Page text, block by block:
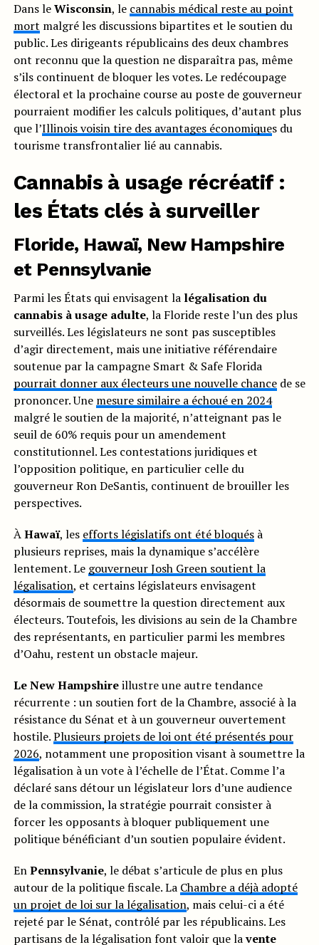
Dans leWisconsin, le cannabis médical reste au point
mort malgré les discussions bipartites et le soutien du
public. Les dirigeants républicains des deux chambres
ont reconnu que la question ne disparaîtra pas, même
s’ils continuent de bloquer les votes. Le redécoupage
électoral et la prochaine course au poste de gouverneur
pourraient modifier les calculs politiques, d’autant plus
que l’Illinois voisin tire des avantages économiques du
tourisme transfrontalier lié au cannabis.
Cannabis à usage récréatif :
les États clés à surveiller
Floride, Hawaï, New Hampshire
et Pennsylvanie
Parmi les États qui envisagent la légalisation du
cannabis à usage adulte, la Floride reste l’un des plus
surveillés. Les législateurs ne sont pas susceptibles
d’agir directement, mais une initiative référendaire
soutenue par la campagne Smart & Safe Florida
pourrait donner aux électeurs une nouvelle chancede se
prononcer. Une mesure similaire a échoué en 2024
malgré le soutien de la majorité, n’atteignant pas le
seuil de 60% requis pour un amendement
constitutionnel. Les contestations juridiques et
l’opposition politique, en particulier celle du
gouverneur Ron DeSantis, continuent de brouiller les
perspectives.
ÀHawaï, les efforts législatifs ont été bloquésà
plusieurs reprises, mais la dynamique s’accélère
lentement. Le gouverneur Josh Green soutient la
légalisation, et certains législateurs envisagent
désormais de soumettre la question directement aux
électeurs. Toutefois, les divisions au sein de la Chambre
des représentants, en particulier parmi les membres
d’Oahu, restent un obstacle majeur.
Le New Hampshireillustre une autre tendance
récurrente : un soutien fort de la Chambre, associé à la
résistance du Sénat et à un gouverneur ouvertement
hostile.Plusieurs projets de loi ont été présentés pour
2026, notamment une proposition visant à soumettre la
légalisation à un vote à l’échelle de l’État. Comme l’a
déclaré sans détour un législateur lors d’une audience
de la commission, la stratégie pourrait consister à
forcer les opposants à bloquer publiquement une
politique bénéficiant d’un soutien populaire évident.
EnPennsylvanie, le débat s’articule de plus en plus
autour de la politique fiscale. La Chambre a déjà adopté
un projet de loi sur la légalisation, mais celui-ci a été
rejeté par le Sénat, contrôlé par les républicains. Les
partisans de la légalisation font valoir que lavente